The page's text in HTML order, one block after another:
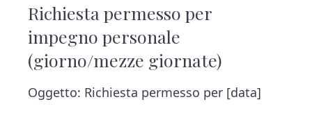
Richiesta permesso per
impegno personale
(giorno/mezze giornate)
Oggetto: Richiesta permesso per [data]